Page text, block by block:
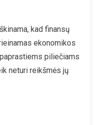
kad finansų
ekonomikos
piliečiams
neturi reikšmės jų